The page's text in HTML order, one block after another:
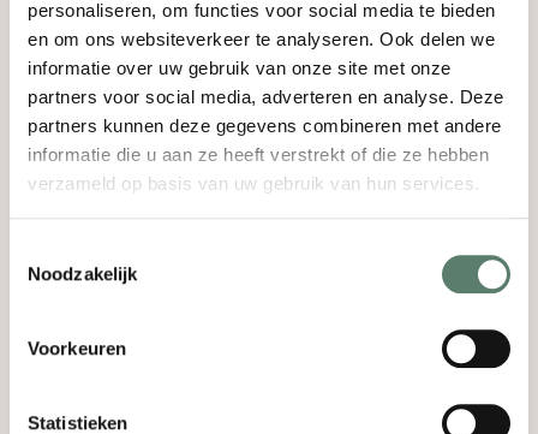
personaliseren, om functies voor social media te bieden
en om ons websiteverkeer te analyseren. Ook delen we
informatie over uw gebruik van onze site met onze
partners voor social media, adverteren en analyse. Deze
partners kunnen deze gegevens combineren met andere
informatie die u aan ze heeft verstrekt of die ze hebben
verzameld op basis van uw gebruik van hun services.
Noodzakelijk
Voorkeuren
Statistieken
Gevoel voor ambacht hebt
Wil blijven ontwikkelen
Flexibel inzetbaar bent
Gastvrijheid uitstraalt
Wij bieden
Een marktconform salaris
Pensioenopbouw
en verdere ontwikkeling